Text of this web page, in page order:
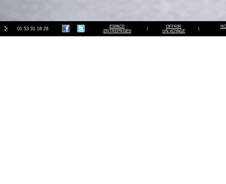
01 53 31 18 28
ESPACE
ENTREPRISES
OFFRIR
UN VOYAGE